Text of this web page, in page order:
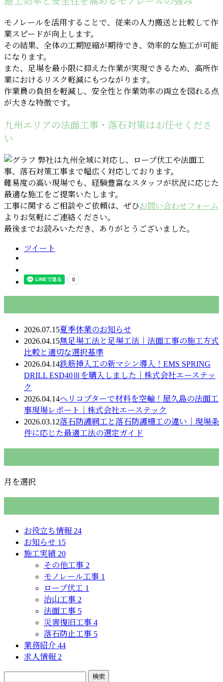
モノレールを活用することで、従来の人力搬送と比較して作
業スピードが向上します。
その結果、全体の工期短縮が期待でき、効率的な施工が可能
になります。
また、足場を最小限に抑えた作業が実現できるため、高所作
業におけるリスク軽減にもつながります。
作業員の負担を軽減し、安全性と作業効率の両立を図れる点
が大きな特徴です。
九州エリアの法面工事・落石対策はお任せくださ
い
弊社は九州全域に対応し、ロープ伏工や法面工
事、落石対策工事まで幅広く対応しております。
難易度の高い現場でも、経験豊富なスタッフが状況に応じた
最適な施工をご提案いたします。
工事に関するご相談やご依頼は、ぜひお問い合わせフォーム
よりお気軽にご連絡ください。
最後までお読みいただき、ありがとうございました。
ツイート
2026.07.15夏季休業のお知らせ
2026.04.15無足場工法と足場工法｜法面工事の施工方式
比較と適切な選択基準
2026.04.14鉄筋挿入工の新マシン導入！EMS SPRING
DRILL ESD40Ⅲを購入しました｜株式会社エーステッ
ク
2026.04.14ヘリコプターで材料を空輸！屋久島の法面工
事現場レポート｜株式会社エーステック
2026.03.12落石防護網工と落石防護柵工の違い｜現場条
件に応じた最適工法の選定ガイド
月を選択
お役立ち情報 24
お知らせ 15
施工実績 20
その他工事 2
モノレール工事 1
ロープ伏工 1
治山工事 2
法面工事 5
災害復旧工事 4
落石防止工事 5
業務紹介 44
求人情報 2